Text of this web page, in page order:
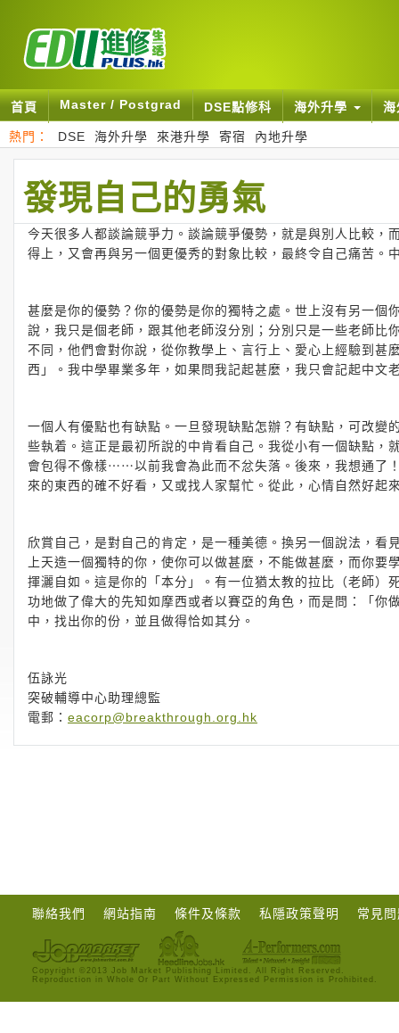
首頁 Master / Postgrad DSE點修科 海外升學
熱門： DSE 海外升學 來港升學 寄宿 內地升學
發現自己的勇氣
今天很多人都談論競爭力。談論競爭優勢，就是與別人比較
得上，又會再與另一個更優秀的對象比較，最終令自己痛苦
甚麼是你的優勢？你的優勢是你的獨特之處。世上沒有另一
說，我只是個老師，跟其他老師沒分別；分別只是一些老師
不同，他們會對你說，從你教學上、言行上、愛心上經驗到
西」。我中學畢業多年，如果問我記起甚麼，我只會記起中
一個人有優點也有缺點。一旦發現缺點怎辦？有缺點，可改
些執着。這正是最初所說的中肯看自己。我從小有一個缺點
會包得不像樣⋯⋯以前我會為此而不忿失落。後來，我想通了
來的東西的確不好看，又或找人家幫忙。從此，心情自然好起
欣賞自己，是對自己的肯定，是一種美德。換另一個說法，
上天造一個獨特的你，使你可以做甚麼，不能做甚麼，而你
揮灑自如。這是你的「本分」。有一位猶太教的拉比（老師
功地做了偉大的先知如摩西或者以賽亞的角色，而是問：「
中，找出你的份，並且做得恰如其分。
伍詠光
突破輔導中心助理總監
電郵： eacorp@breakthrough.org.hk
聯絡我們 網站指南 條件及條款 私隱政策聲明 常見
Copyright ©2013 Job Market Publishing Limited. All Right Reserved.
Reproduction in Whole Or Part Without Expressed Permission is Prohibited.